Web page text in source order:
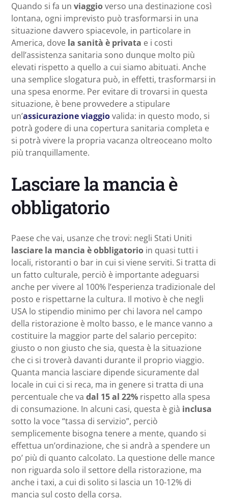
Quando si fa un viaggioverso una destinazione così
lontana, ogni imprevisto può trasformarsi in una
situazione davvero spiacevole, in particolare in
America, dove la sanità è privata e i costi
dell’assistenza sanitaria sono dunque molto più
elevati rispetto a quello a cui siamo abituati. Anche
una semplice slogatura può, in effetti, trasformarsi in
una spesa enorme. Per evitare di trovarsi in questa
situazione, è bene provvedere a stipulare
un’assicurazione viaggiovalida: in questo modo, si
potrà godere di una copertura sanitaria completa e
si potrà vivere la propria vacanza oltreoceano molto
più tranquillamente.
Lasciare la mancia è
obbligatorio
Paese che vai, usanze che trovi: negli Stati Uniti
lasciare la mancia è obbligatorio in quasi tutti i
locali, ristoranti o bar in cui si viene serviti. Si tratta di
un fatto culturale, perciò è importante adeguarsi
anche per vivere al 100% l’esperienza tradizionale del
posto e rispettarne la cultura. Il motivo è che negli
USA lo stipendio minimo per chi lavora nel campo
della ristorazione è molto basso, e le mance vanno a
costituire la maggior parte del salario percepito:
giusto o non giusto che sia, questa è la situazione
che ci si troverà davanti durante il proprio viaggio.
Quanta mancia lasciare dipende sicuramente dal
locale in cui ci si reca, ma in genere si tratta di una
percentuale che va dal 15 al 22% rispetto alla spesa
di consumazione. In alcuni casi, questa è già inclusa
sotto la voce “tassa di servizio”, perciò
semplicemente bisogna tenere a mente, quando si
effettua un’ordinazione, che si andrà a spendere un
po’ più di quanto calcolato. La questione delle mance
non riguarda solo il settore della ristorazione, ma
anche i taxi, a cui di solito si lascia un 10-12% di
mancia sul costo della corsa.